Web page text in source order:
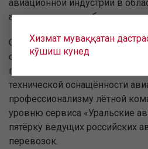
авиационной индустрии в
авиаперевозок и обеспечения
Сегодня наша авиационно-
одной из самых
гражданской авиации.
технической оснащённости
профессионализму лётной
уровню сервиса «Уральские
пятёрку ведущих российских
перевозок.
Хизмат муваққатан
кӯшиш кунед